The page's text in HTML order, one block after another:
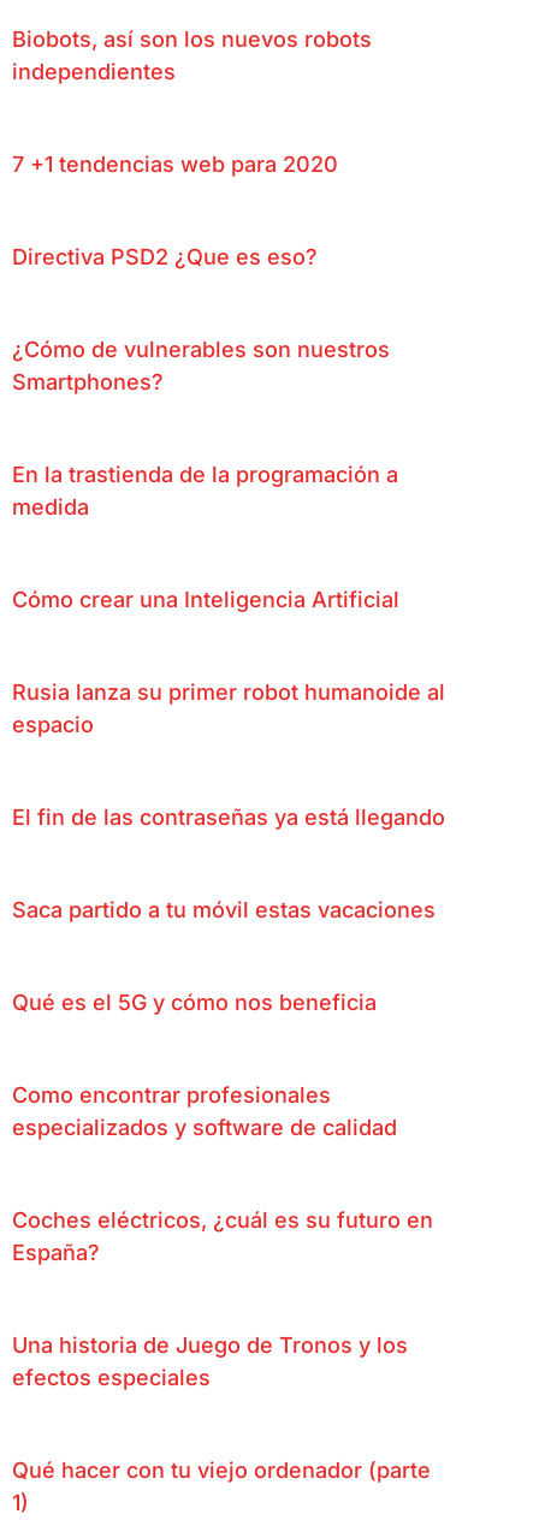
Biobots, así son los nuevos robots
independientes
7 +1 tendencias web para 2020
Directiva PSD2 ¿Que es eso?
¿Cómo de vulnerables son nuestros
Smartphones?
En la trastienda de la programación a
medida
Cómo crear una Inteligencia Artificial
Rusia lanza su primer robot humanoide al
espacio
El fin de las contraseñas ya está llegando
Saca partido a tu móvil estas vacaciones
Qué es el 5G y cómo nos beneficia
Como encontrar profesionales
especializados y software de calidad
Coches eléctricos, ¿cuál es su futuro en
España?
Una historia de Juego de Tronos y los
efectos especiales
Qué hacer con tu viejo ordenador (parte
1)